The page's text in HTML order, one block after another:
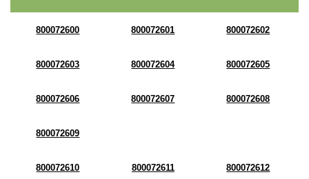
800072600 800072601 800072602
800072603 800072604 800072605
800072606 800072607 800072608
800072609
800072610 800072611 800072612